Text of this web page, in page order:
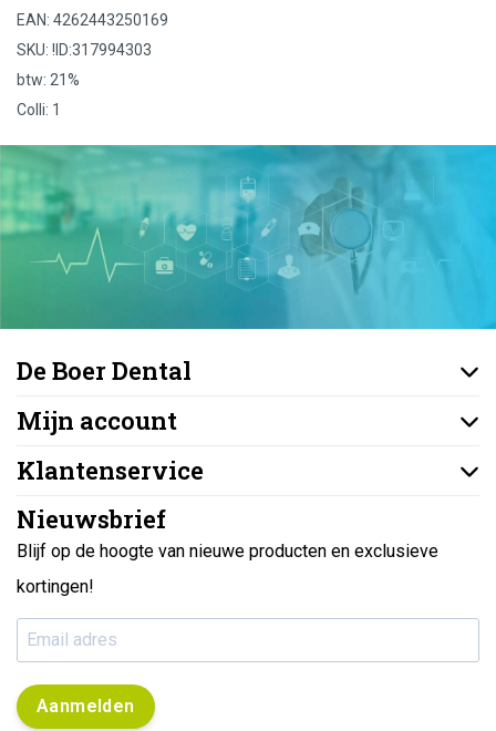
EAN: 4262443250169
SKU: !ID:317994303
btw: 21%
Colli: 1
De Boer Dental
Mijn account
Klantenservice
Nieuwsbrief
Blijf op de hoogte van nieuwe producten en exclusieve
kortingen!
Aanmelden